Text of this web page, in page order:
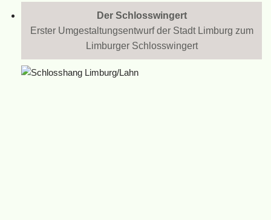
Der Schlosswingert
Erster Umgestaltungsentwurf der Stadt Limburg zum
Limburger Schlosswingert